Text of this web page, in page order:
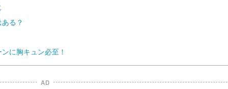
る？
に胸キュン必至！
AD